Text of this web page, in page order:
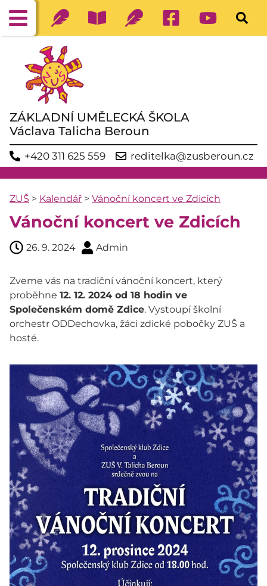
ZÁKLADNÍ UMĚLECKÁ ŠKOLA
Václava Talicha Beroun
+420 311 625 559 reditelka@zusberoun.cz
ZUŠ > Kalendář > Vánoční koncert ve Zdicích
Vánoční koncert ve Zdicích
26. 9. 2024 Admin
Zveme vás na tradiční vánoční koncert, který
proběhne 12. 12. 2024 od 18 hodin ve
Společenském domě Zdice. Vystoupí školní
orchestr ODDechovka, žáci zdické pobočky ZUŠ a
hosté.